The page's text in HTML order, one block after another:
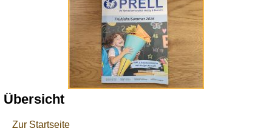
Übersicht
Zur Startseite